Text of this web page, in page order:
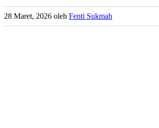
28 Maret, 2026 oleh Fenti Sukmah